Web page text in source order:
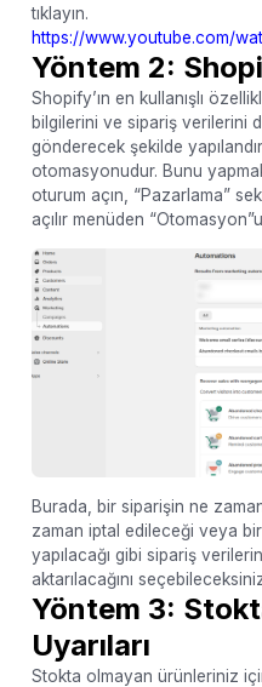
tıklayın.
https://www.youtube.com/
Yöntem 2:
Shopify’ın en kullanışlı
bilgilerini ve sipariş verilerini
gönderecek şekilde
otomasyonudur. Bunu
oturum açın, “Pazarlama”
açılır menüden
Burada, bir siparişin ne
zaman iptal edileceği veya
yapılacağı gibi sipariş
aktarılacağını
Yöntem 3:
Uyarıları
Stokta olmayan ürünleriniz